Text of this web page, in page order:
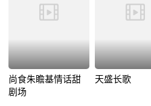
尚食朱瞻基情话甜
剧场
天盛长歌